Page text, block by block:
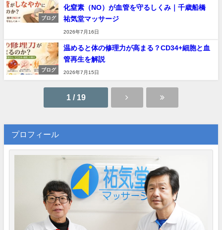
ブログ
化窒素（NO）が血管を守るしくみ｜千歳船橋
祐気堂マッサージ
2026年7月16日
ブログ
温めると体の修理力が高まる？CD34+細胞と血
管再生を解説
2026年7月15日
1 / 19
プロフィール